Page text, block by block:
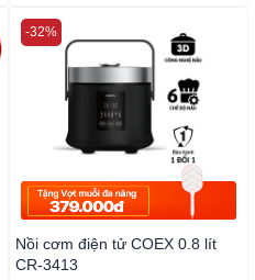
Nồi cơm điện tử COEX 0.8 lít
CR-3413
-32%